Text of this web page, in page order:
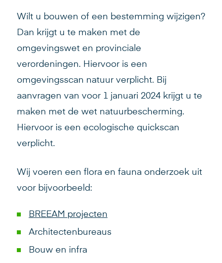
Wilt u bouwen of een bestemming wijzigen?
Dan krijgt u te maken met de
omgevingswet en provinciale
verordeningen. Hiervoor is een
omgevingsscan natuur verplicht. Bij
aanvragen van voor 1 januari 2024 krijgt u te
maken met de wet natuurbescherming.
Hiervoor is een ecologische quickscan
verplicht.
Wij voeren een flora en fauna onderzoek uit
voor bijvoorbeeld:
BREEAM projecten
Architectenbureaus
Bouw en infra